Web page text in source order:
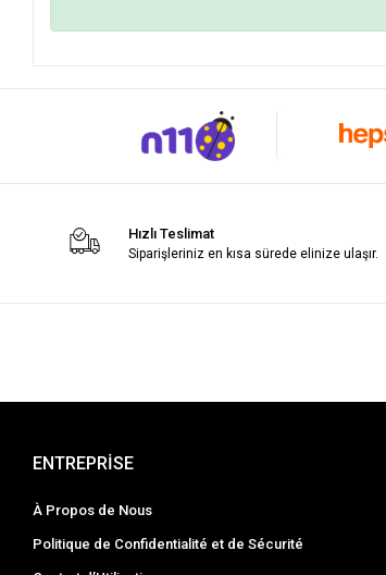
Hızlı Teslimat
Siparişleriniz en kısa sürede elinize ulaşır.
ENTREPRİSE
À Propos de Nous
Politique de Confidentialité et de Sécurité